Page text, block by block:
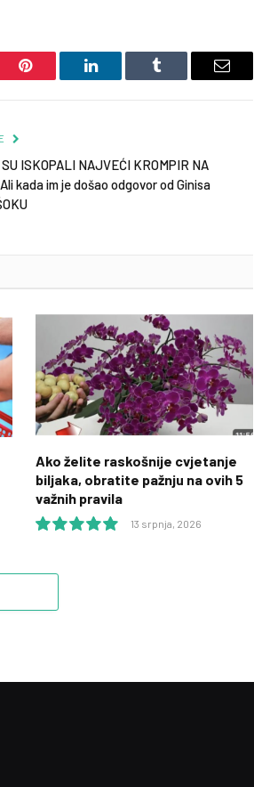
Pinterest LinkedIn Tumblr Email
ISKOPALI NAJVEĆI KROMPIR NA
kada im je došao odgovor od Ginisa
Ako želite raskošnije cvjetanje
biljaka, obratite pažnju na ovih 5
važnih pravila
13 srpnja, 2026